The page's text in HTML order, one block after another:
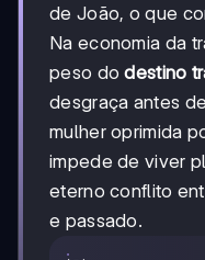
de João, o que
Na economia da
peso dodestino
desgraça antes
mulher oprimida
impede de viver
eterno conflito
e passado.